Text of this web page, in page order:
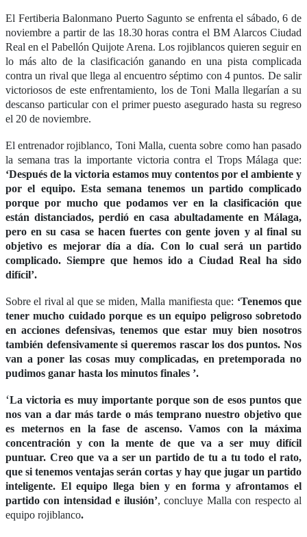
El Fertiberia Balonmano Puerto Sagunto se enfrenta el sábado,6 de
noviembre a partir de las 18.30 horas contra el BM Alarcos Ciudad
Real en el Pabellón Quijote Arena. Los rojiblancos quieren seguir en
lo más alto de la clasificación ganando en una pista complicada
contra un rival que llega al encuentro séptimo con 4 puntos. De salir
victoriosos de este enfrentamiento, los de Toni Malla llegarían a su
descanso particular con el primer puesto asegurado hasta su regreso
el 20 de noviembre.
El entrenador rojiblanco, Toni Malla, cuenta sobre como han pasado
la semana tras la importantevictoriacontra el Trops Málaga que:
‘Después de la victoria estamos muy contentos por el ambiente y
por el equipo. Esta semana tenemos un partido complicado
porque por mucho que podamos ver en la clasificación que
están distanciados, perdió en casa abultadamente en Málaga,
pero en su casa se hacen fuertes con gente joven y al final su
objetivo es mejorar día a día. Con lo cual será un partido
complicado. Siempre que hemos ido a Ciudad Real ha sido
difícil’.
Sobre el rivalal que se miden, Malla manifiesta que: ‘Tenemos que
tener mucho cuidado porque es un equipo peligroso sobretodo
en acciones defensivas, tenemos que estar muy bien nosotros
también defensivamente si queremos rascar los dos puntos. Nos
van a poner las cosas muy complicadas, en pretemporada no
pudimos ganar hasta los minutos finales ’.
‘La victoria es muy importante porque son de esos puntos que
nos van a dar más tarde o más temprano nuestro objetivo que
es meternos en la fase de ascenso. Vamos con la máxima
concentración y con la mente de que va a ser muy difícil
puntuar. Creo que va a ser un partido de tu a tu todo el rato,
que si tenemos ventajas serán cortas y hay que jugar un partido
inteligente. El equipo llega bien y en forma y afrontamos el
partido con intensidad e ilusión’, concluye Malla con respecto al
equipo rojiblanco.